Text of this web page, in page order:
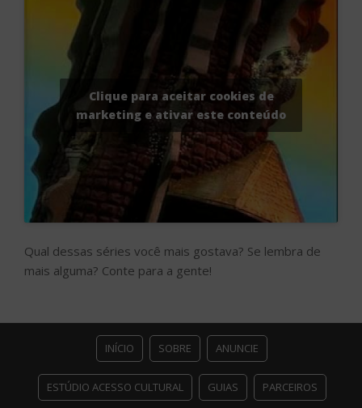
Clique para aceitar cookies de
marketing e ativar este conteúdo
Qual dessas séries você mais gostava? Se lembra de
mais alguma? Conte para a gente!
INÍCIO SOBRE ANUNCIE
ESTÚDIO ACESSO CULTURAL GUIAS PARCEIROS